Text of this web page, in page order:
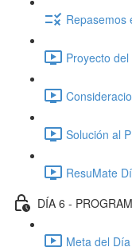
Repasemos
Proyecto
Solución al
ResuMate
DÍA 6 -
Meta del